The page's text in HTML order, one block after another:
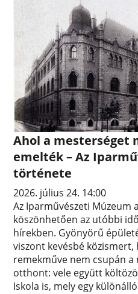
Ahol a mesterséget
emelték – Az
története
2026. július 24. 14:00
Az Iparművészeti Múzeum
köszönhetően az utóbbi
hírekben. Gyönyörű
viszont kevésbé közismert,
remekműve nem csupán
otthont: vele együtt
Iskola is, mely egy